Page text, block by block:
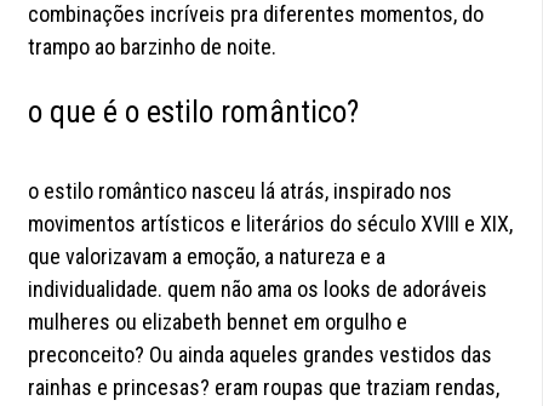
combinações incríveis pra diferentes momentos, do
trampo ao barzinho de noite.
o que é o estilo romântico?
o estilo romântico nasceu lá atrás, inspirado nos
movimentos artísticos e literários do século XVIII e XIX,
que valorizavam a emoção, a natureza e a
individualidade. quem não ama os looks de adoráveis
mulheres ou elizabeth bennet em orgulho e
preconceito? Ou ainda aqueles grandes vestidos das
rainhas e princesas? eram roupas que traziam rendas,